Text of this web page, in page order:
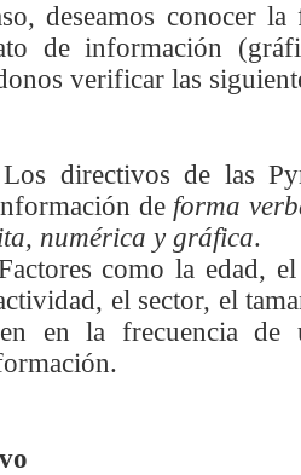
deseamos conocer
de información
verificar las
Los directivos de las
de forma
numérica y gráfica.
como la edad,
el sector, el
en la frecuencia de